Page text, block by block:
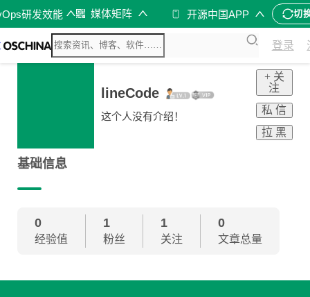
研发效能 媒体矩阵 开源中国APP 切
登录
lineCode
这个人没有介绍！
+ 关
注
私 信
拉 黑
基础信息
0
经验值
1
粉丝
1
关注
0
文章总量